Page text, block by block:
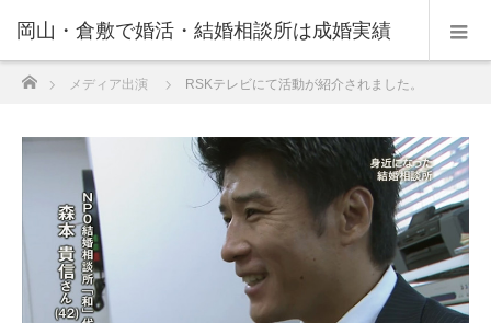
岡山・倉敷で婚活・結婚相談所は成婚実績
の豊富なNPO法人・和(なごみ)へ。
メディア出演 RSKテレビにて活動が紹介されました。